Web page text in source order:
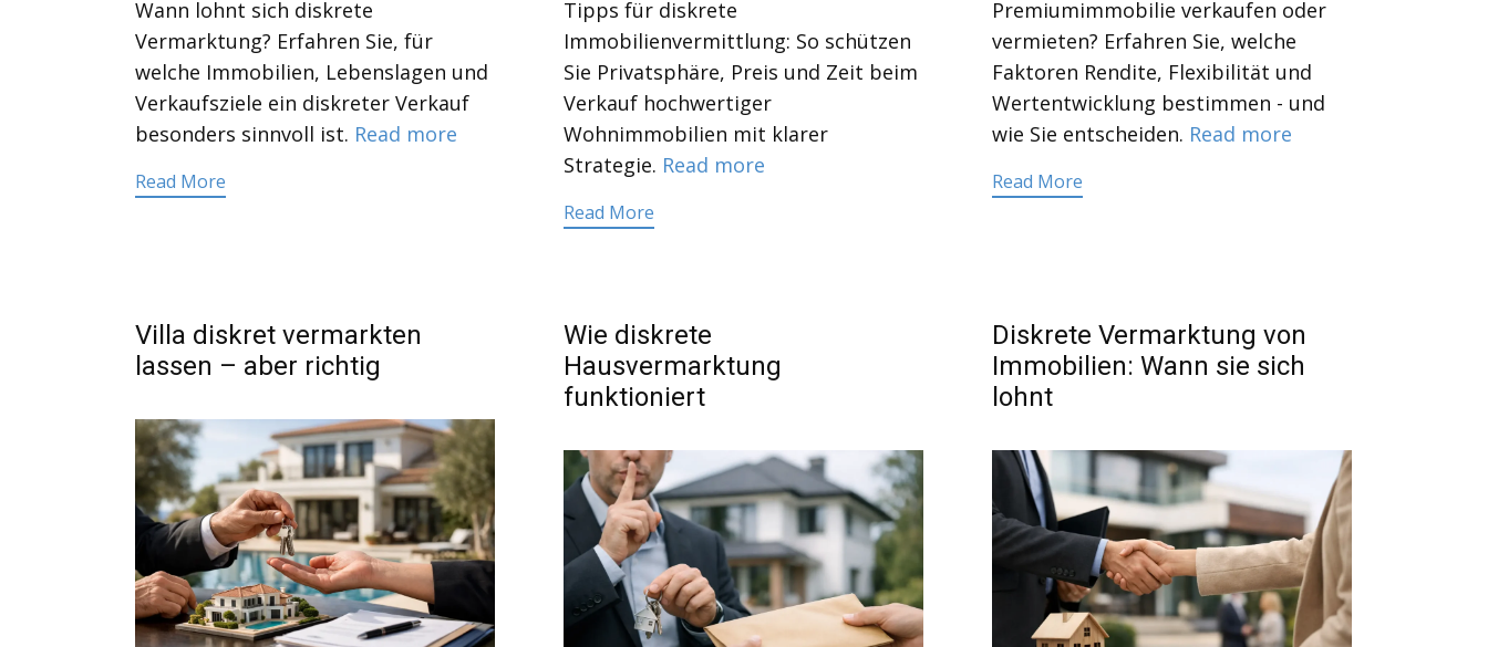
Wann lohnt sich diskrete
Vermarktung? Erfahren Sie, für
welche Immobilien, Lebenslagen und
Verkaufsziele ein diskreter Verkauf
besonders sinnvoll ist. Read more
Read More
Tipps für diskrete
Immobilienvermittlung: So schützen
Sie Privatsphäre, Preis und Zeit beim
Verkauf hochwertiger
Wohnimmobilien mit klarer
Strategie. Read more
Read More
Premiumimmobilie verkaufen oder
vermieten? Erfahren Sie, welche
Faktoren Rendite, Flexibilität und
Wertentwicklung bestimmen - und
wie Sie entscheiden. Read more
Read More
Villa diskret vermarkten
lassen – aber richtig
Wie diskrete
Hausvermarktung
funktioniert
Diskrete Vermarktung von
Immobilien: Wann sie sich
lohnt